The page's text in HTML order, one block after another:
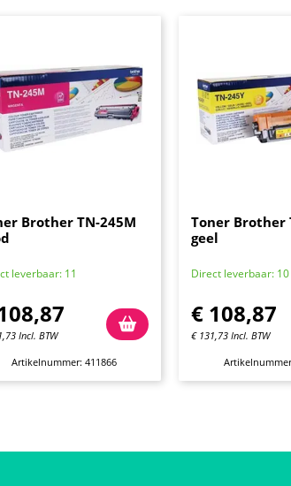
Brother TN-245M
leverbaar: 11
Incl. BTW
Artikelnummer: 411866
Toner Brother
geel
Direct leverbaar: 10
€ 108,87
€ 131,73 Incl. BTW